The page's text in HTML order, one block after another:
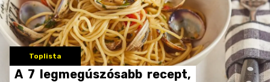
Toplista
A 7 legmegúszósabb recept,